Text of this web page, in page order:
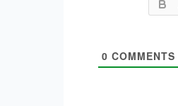
0 COMMENTS